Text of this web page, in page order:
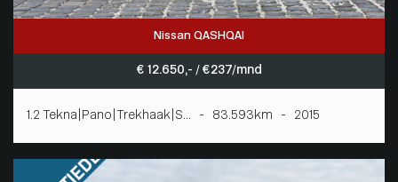
Nissan QASHQAI
€ 12.650,- / € 237/mnd
1.2 Tekna|Pano|Trekhaak|S... - 83.593km - 2015